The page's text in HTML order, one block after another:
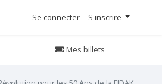
Se connecter S'inscrire
Mes billets